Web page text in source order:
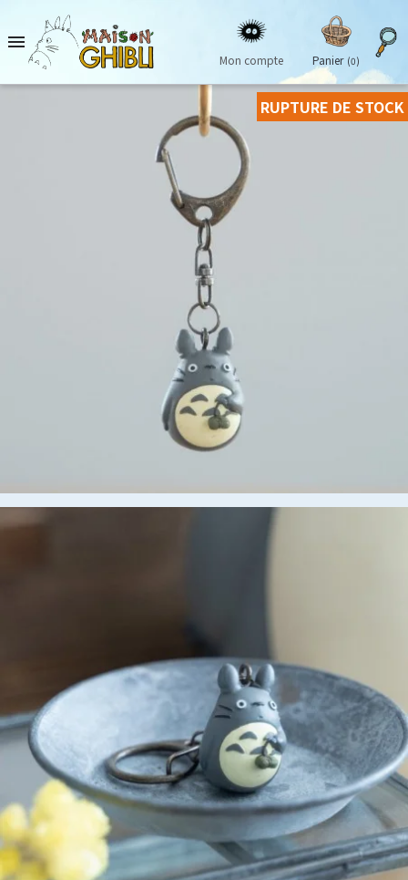

Mon compte Panier (0)
RUPTURE DE STOCK